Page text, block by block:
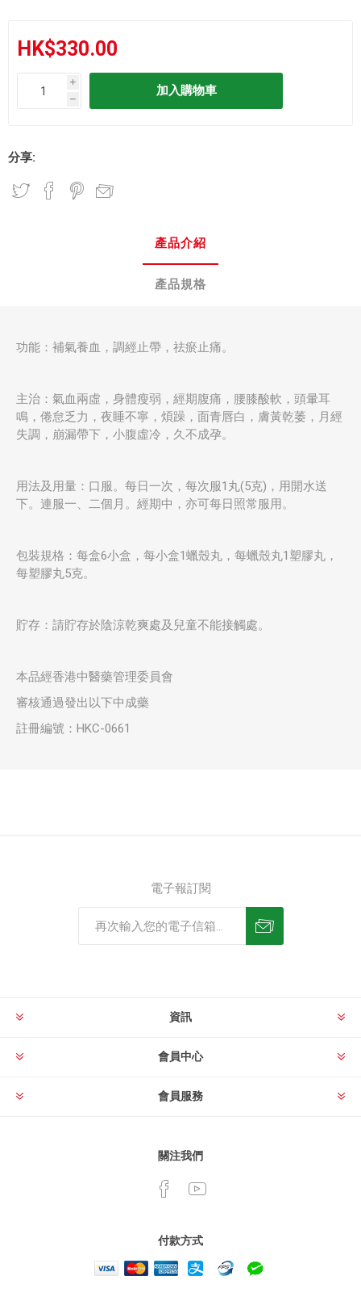
HK$330.00
i
h
分享:
產品介紹
產品規格
功能：補氣養血，調經止帶，祛瘀止痛。
主治：氣血兩虛，身體瘦弱，經期腹痛，腰膝酸軟，頭暈耳
鳴，倦怠乏力，夜睡不寧，煩躁，面青唇白，膚黃乾萎，月經
失調，崩漏帶下，小腹虛冷，久不成孕。
用法及用量：口服。每日一次，每次服1丸(5克)，用開水送
下。連服一、二個月。經期中，亦可每日照常服用。
包裝規格：每盒6小盒，每小盒1蠟殼丸，每蠟殼丸1塑膠丸，
每塑膠丸5克。
貯存：請貯存於陰涼乾爽處及兒童不能接觸處。
本品經香港中醫藥管理委員會
審核通過發出以下中成藥
註冊編號：HKC-0661
電子報訂閱
資訊
會員中心
會員服務
關注我們
付款方式